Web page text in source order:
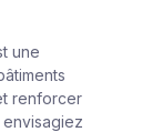
une
renforcer